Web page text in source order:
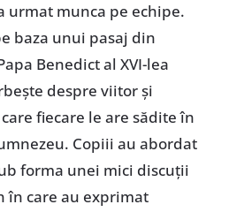
urmat munca pe echipe.
baza unui pasaj din
Benedict al XVI-lea
despre viitor şi
fiecare le are sădite în
Copiii au abordat
forma unei mici discuţii
în care au exprimat